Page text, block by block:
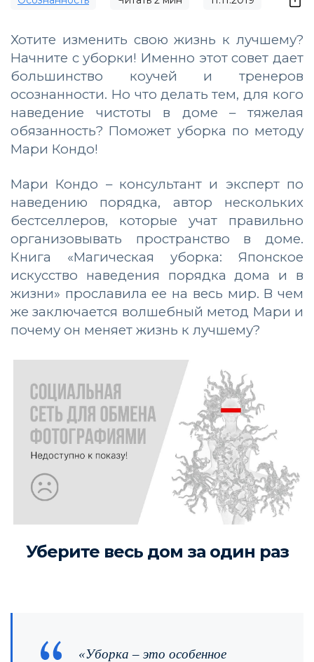
Хотите изменить свою жизнь к лучшему?
Начните с уборки! Именно этот совет дает
большинство коучей и тренеров
осознанности. Но что делать тем, для кого
наведение чистоты в доме – тяжелая
обязанность? Поможет уборка по методу
Мари Кондо!
Мари Кондо – консультант и эксперт по
наведению порядка, автор нескольких
бестселлеров, которые учат правильно
организовывать пространство в доме.
Книга «Магическая уборка: Японское
искусство наведения порядка дома и в
жизни» прославила ее на весь мир. В чем
же заключается волшебный метод Мари и
почему он меняет жизнь к лучшему?
Уберите весь дом за один раз
«Уборка – это особенное